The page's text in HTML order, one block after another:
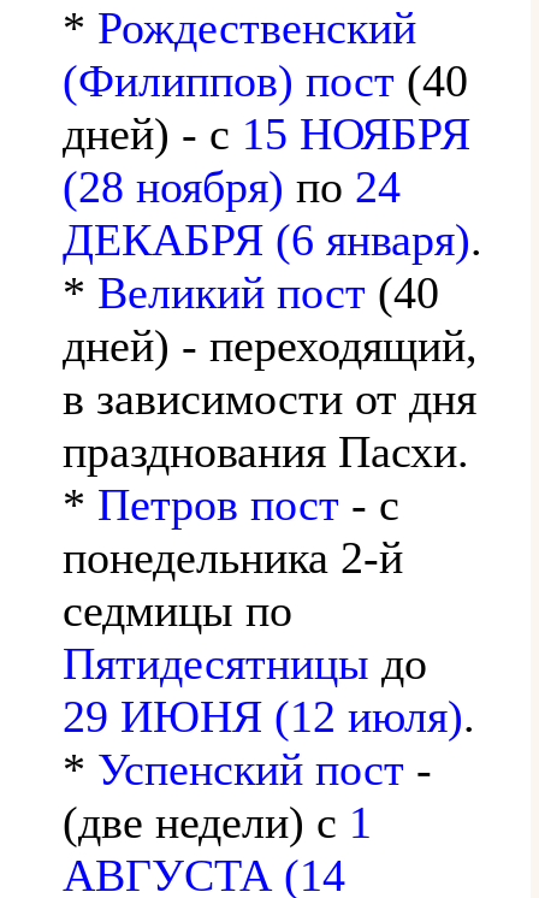
* Рождественский
(Филиппов) пост (40
дней) - с 15 НОЯБРЯ
(28 ноября) по 24
ДЕКАБРЯ (6 января).
* Великий пост (40
дней) - переходящий,
в зависимости от дня
празднования Пасхи.
* Петров пост - с
понедельника 2-й
седмицы по
Пятидесятницы до
29 ИЮНЯ (12 июля).
* Успенский пост -
(две недели) с 1
АВГУСТА (14